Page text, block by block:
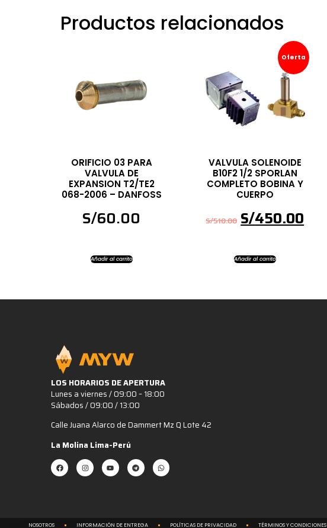
Productos relacionados
ORIFICIO 03 PARA
VALVULA DE
EXPANSION T2/TE2
068-2006 – DANFOSS
S/60.00
Añadir al carrito
Oferta
VALVULA SOLENOIDE
B10F2 1/2 SPORLAN
COMPLETO BOBINA Y
CUERPO
S/510.00 S/450.00
Añadir al carrito
LOS HORARIOS DE APERTURA
Lunes a viernes / 09:00 – 18:00
Sábados / 09:00 / 13:00
Calle Juana Alarco de Dammert Mz Q Lote 42
La Molina Lima-Perú
NOSOTROS INFORMACIÓN DE ENTREGA POLÍTICAS DE PRIVACIDAD TÉRMINOS Y CONDICIONES